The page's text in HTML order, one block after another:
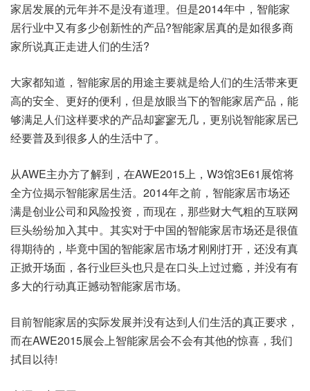
家居发展的元年并不是没有道理。但是2014年中，智能家
居行业中又有多少创新性的产品?智能家居真的是如很多商
家所说真正走进人们的生活?
大家都知道，智能家居的用途主要就是给人们的生活带来更
高的安全、更好的便利，但是放眼当下的智能家居产品，能
够满足人们这样要求的产品却寥寥无几，更别说智能家居已
经要普及到很多人的生活中了。
从AWE主办方了解到，在AWE2015上，W3馆3E61展馆将
全方位揭示智能家居生活。2014年之前，智能家居市场还
满是创业公司和风险投资，而现在，那些财大气粗的互联网
巨头纷纷加入其中。其实对于中国的智能家居市场还是很值
得期待的，毕竟中国的智能家居市场才刚刚打开，还没有真
正掀开场面，各行业巨头也只是在口头上过过瘾，并没有有
多大的行动真正撼动智能家居市场。
目前智能家居的实际发展并没有达到人们生活的真正要求，
而在AWE2015展会上智能家居会不会有其他的惊喜，我们
拭目以待!